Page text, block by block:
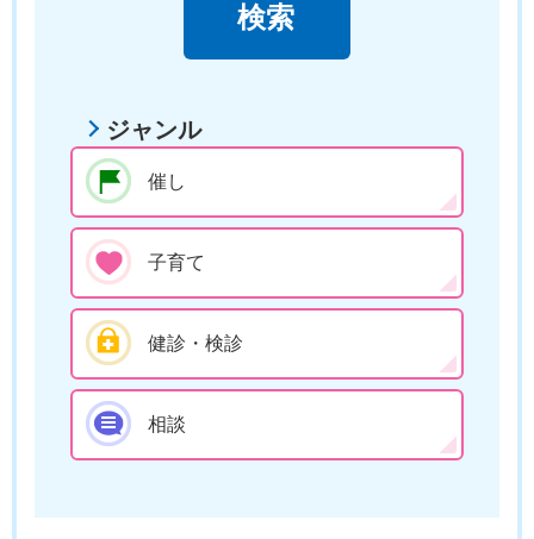
ジャンル
催し
子育て
健診・検診
相談